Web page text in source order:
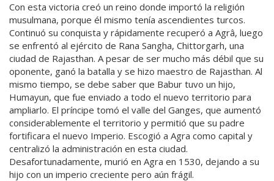
Con esta victoria creó un reino donde importó la religión
musulmana, porque él mismo tenía ascendientes turcos.
Continuó su conquista y rápidamente recuperó a Agrâ, luego
se enfrentó al ejército de Rana Sangha, Chittorgarh, una
ciudad de Rajasthan. A pesar de ser mucho más débil que su
oponente, ganó la batalla y se hizo maestro de Rajasthan. Al
mismo tiempo, se debe saber que Babur tuvo un hijo,
Humayun, que fue enviado a todo el nuevo territorio para
ampliarlo. El príncipe tomó el valle del Ganges, que aumentó
considerablemente el territorio y permitió que su padre
fortificara el nuevo Imperio. Escogió a Agra como capital y
centralizó la administración en esta ciudad.
Desafortunadamente, murió en Agra en 1530, dejando a su
hijo con un imperio creciente pero aún frágil.